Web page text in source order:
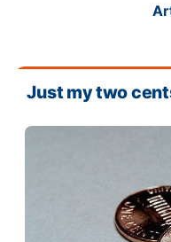
Just my two